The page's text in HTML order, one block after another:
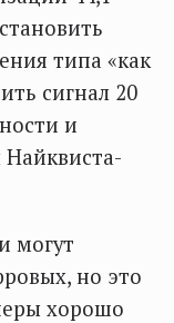
типа «как
сигнал 20
и
могут
но это
хорошо